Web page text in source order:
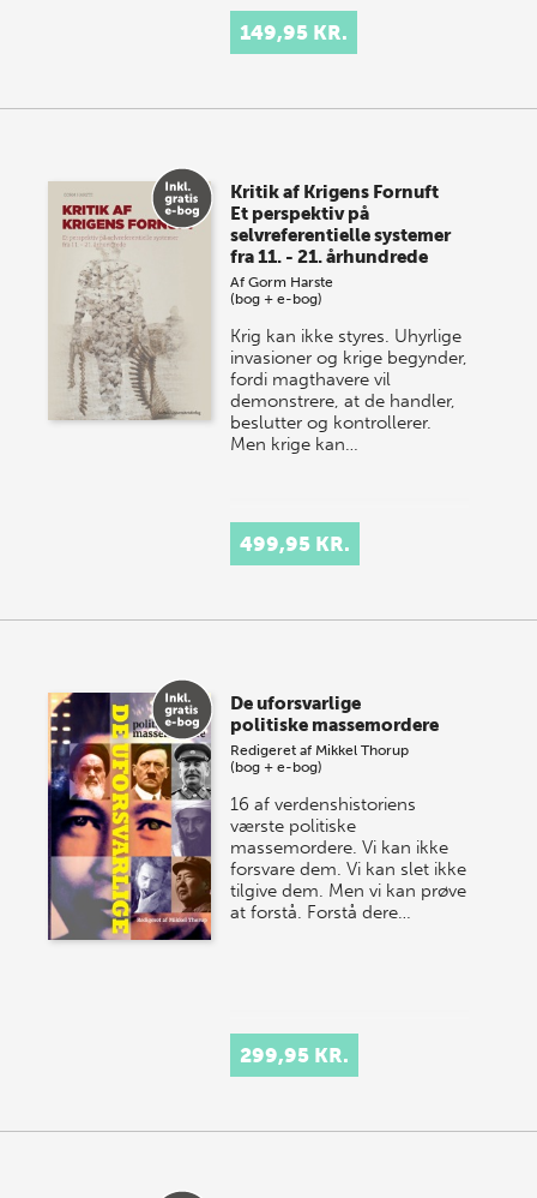
149,95 KR.
Kritik af Krigens Fornuft
Et perspektiv på
selvreferentielle systemer
fra 11. - 21. århundrede
AfGorm Harste
(bog + e-bog)
Krig kan ikke styres. Uhyrlige
invasioner og krige begynder,
fordi magthavere vil
demonstrere, at de handler,
beslutter og kontrollerer.
Men krige kan…
499,95 KR.
De uforsvarlige
politiske massemordere
Redigeret af Mikkel Thorup
(bog + e-bog)
16 af verdenshistoriens
værste politiske
massemordere. Vi kan ikke
forsvare dem. Vi kan slet ikke
tilgive dem. Men vi kan prøve
at forstå. Forstå dere…
299,95 KR.